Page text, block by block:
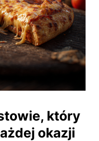
który
okazji